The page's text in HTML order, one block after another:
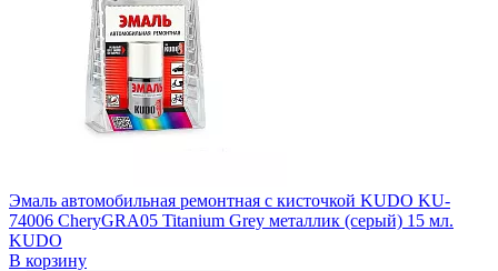
Эмаль автомобильная ремонтная с кисточкой KUDO KU-
74006 CheryGRA05 Titanium Grey металлик (серый) 15 мл.
KUDO
В корзину